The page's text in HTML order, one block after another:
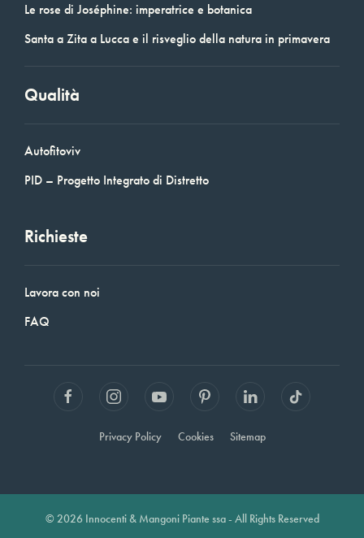
Le rose di Joséphine: imperatrice e botanica
Santa a Zita a Lucca e il risveglio della natura in primavera
Qualità
Autofitoviv
PID – Progetto Integrato di Distretto
Richieste
Lavora con noi
FAQ
Privacy Policy Cookies Sitemap
© 2026 Innocenti & Mangoni Piante ssa - All Rights Reserved